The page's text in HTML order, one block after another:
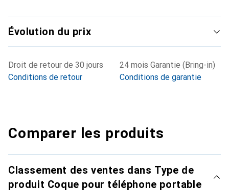
Évolution du prix
Droit de retour de 30 jours
Conditions de retour
24 mois Garantie (Bring-in)
Conditions de garantie
Comparer les produits
Classement des ventes dans Type de
produit Coque pour téléphone portable